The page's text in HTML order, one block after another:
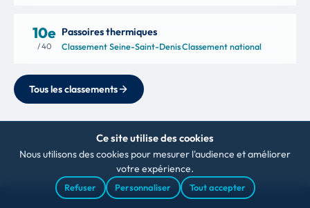
10e
/ 40
Passoires thermiques
Classement Seine-Saint-Denis·Classement national
Tous les classements
Ce site utilise des cookies
Nous utilisons des cookies pour mesurer l'audience et améliorer
votre expérience.
Refuser Personnaliser Tout accepter